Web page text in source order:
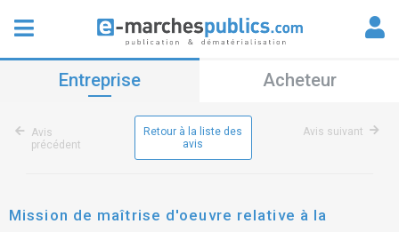
Entreprise Acheteur
Avis
précédent
Retour à la liste des
avis
Avis suivant
Mission de maîtrise d'oeuvre relative à la